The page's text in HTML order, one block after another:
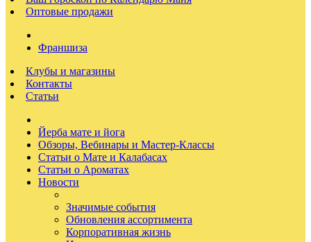
Оптовые продажи
Франшиза
Клубы и магазины
Контакты
Статьи
Йерба мате и йога
Обзоры, Вебинары и Мастер-Классы
Статьи о Мате и Калабасах
Статьи о Ароматах
Новости
Значимые события
Обновления ассортимента
Корпоративная жизнь